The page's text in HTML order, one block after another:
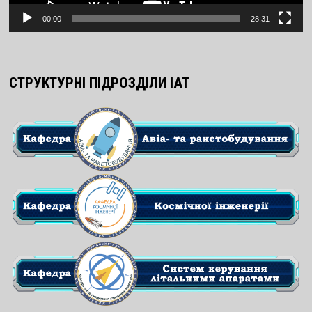
00:00 28:31
СТРУКТУРНІ ПІДРОЗДІЛИ ІАТ